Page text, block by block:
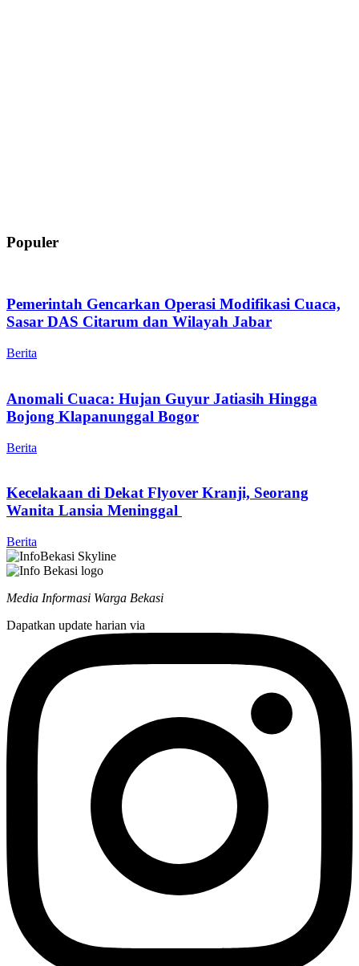
Populer
Pemerintah Gencarkan Operasi Modifikasi Cuaca,
Sasar DAS Citarum dan Wilayah Jabar
Berita
Anomali Cuaca: Hujan Guyur Jatiasih Hingga
Bojong Klapanunggal Bogor
Berita
Kecelakaan di Dekat Flyover Kranji, Seorang
Wanita Lansia Meninggal
Berita
Media Informasi Warga Bekasi
Dapatkan update harian via